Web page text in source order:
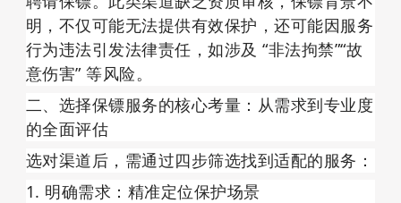
明，不仅可能无法提供有效保护，还可能因服务
行为违法引发法律责任，如涉及 “非法拘禁”“故
意伤害” 等风险。
二、选择保镖服务的核心考量：从需求到专业度
的全面评估
选对渠道后，需通过四步筛选找到适配的服务：
1. 明确需求：精准定位保护场景